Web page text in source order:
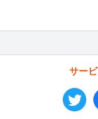
サー